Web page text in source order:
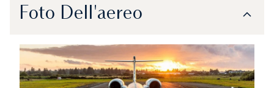
Foto Dell'aereo